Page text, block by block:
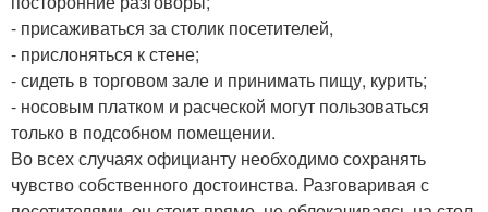
- присаживаться за столик посетителей,
- прислоняться к стене;
- сидеть в торговом зале и принимать пищу, курить;
- носовым платком и расческой могут пользоваться
только в подсобном помещении.
Во всех случаях официанту необходимо сохранять
чувство собственного достоинства. Разговаривая с